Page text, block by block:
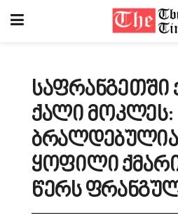
ქალი მოკლეს:
ბრალდებულია
ყოფილი
წერს